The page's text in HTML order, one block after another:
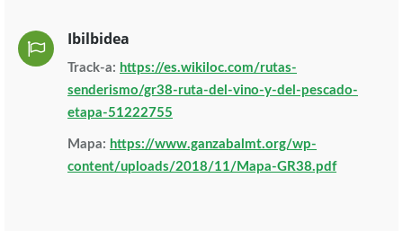
Ibilbidea
Track-a: https://es.wikiloc.com/rutas-
senderismo/gr38-ruta-del-vino-y-del-pescado-
etapa-51222755
Mapa: https://www.ganzabalmt.org/wp-
content/uploads/2018/11/Mapa-GR38.pdf